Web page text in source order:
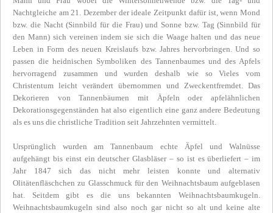
Nachtgleiche am 21. Dezember der ideale Zeitpunkt dafür ist, wenn Mond
bzw. die Nacht (Sinnbild für die Frau) und Sonne bzw. Tag (Sinnbild für
den Mann) sich vereinen indem sie sich die Waage halten und das neue
Leben in Form des neuen Kreislaufs bzw. Jahres hervorbringen. Und so
passen die heidnischen Symboliken des Tannenbaumes und des Apfels
hervorragend zusammen und wurden deshalb wie so Vieles vom
Christentum leicht verändert übernommen und Zweckentfremdet. Das
Dekorieren von Tannenbäumen mit Äpfeln oder apfelähnlichen
Dekorationsgegenständen hat also eigentlich eine ganz andere Bedeutung
als es uns die christliche Tradition seit Jahrzehnten vermittelt.
Ursprünglich wurden am Tannenbaum echte Äpfel und Walnüsse
aufgehängt bis einst ein deutscher Glasbläser – so ist es überliefert – im
Jahr 1847 sich das nicht mehr leisten konnte und alternativ
Olitätenfläschchen zu Glasschmuck für den Weihnachtsbaum aufgeblasen
hat. Seitdem gibt es die uns bekannten Weihnachtsbaumkugeln.
Weihnachtsbaumkugeln sind also noch gar nicht so alt und keine alte